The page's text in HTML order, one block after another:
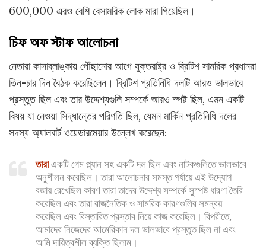
600,000 এরও বেশি বেসামরিক লোক মারা গিয়েছিল।
চিফ অফ স্টাফ আলোচনা
নেতারা কাসাব্লাঙ্কায় পৌঁছানোর আগে যুক্তরাষ্ট্র ও ব্রিটিশ সামরিক প্রধানরা
তিন-চার দিন বৈঠক করেছিলেন। ব্রিটিশ প্রতিনিধি দলটি আরও ভালভাবে
প্রস্তুত ছিল এবং তার উদ্দেশ্যগুলি সম্পর্কে আরও স্পষ্ট ছিল, এমন একটি
বিষয় যা নেওয়া সিদ্ধান্তের পরিণতি ছিল, যেমন মার্কিন প্রতিনিধি দলের
সদস্য অ্যালবার্ট ওয়েডারমেয়ার উল্লেখ করেছেন:
তারাএকটি গেম প্ল্যান সহ একটি দল ছিল এবং নাটকগুলিতে ভালভাবে
অনুশীলন করেছিল। তারা আলোচনার সমস্ত পর্যায়ে এই উদ্যোগ
বজায় রেখেছিল কারণ তারা তাদের উদ্দেশ্য সম্পর্কে সুস্পষ্ট ধারণা তৈরি
করেছিল এবং তারা রাজনৈতিক ও সামরিক কারণগুলির সমন্বয়
করেছিল এবং বিস্তারিত প্রস্তাব নিয়ে কাজ করেছিল। বিপরীতে,
আমাদের নিজেদের আমেরিকান দল ভালভাবে প্রস্তুত ছিল না এবং
আমি দায়িত্বশীল ব্যক্তি ছিলাম।